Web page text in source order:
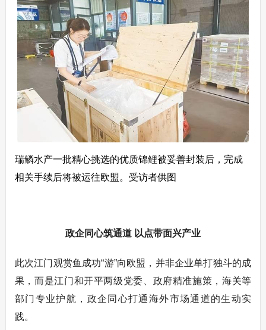
瑞鳞水产一批精心挑选的优质锦鲤被妥善封装后，完成
相关手续后将被运往欧盟。受访者供图
政企同心筑通道 以点带面兴产业
此次江门观赏鱼成功“游”向欧盟，并非企业单打独斗的成
果，而是江门和开平两级党委、政府精准施策，海关等
部门专业护航，政企同心打通海外市场通道的生动实
践。